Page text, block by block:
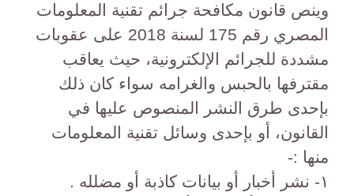
وينص قانون مكافحة جرائم تقنية المعلومات
المصري رقم 175 لسنة 2018 على عقوبات
مشددة للجرائم الإلكترونية، حيث يعاقب
مقترفها بالحبس والغرامه سواء كان ذلك
بإحدى طرق النشر المنصوص عليها في
القانون، أو بإحدى وسائل تقنية المعلومات
منها :-
١- نشر أخبار أو بيانات كاذبة أو مضلله .